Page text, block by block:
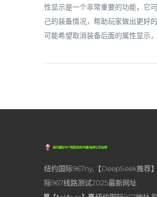
性显示是一个非常重要的功能，它
己的装备情况，帮助玩家做出更好
可能希望取消装备后面的属性显示
纽约国际967ny,【DeepSeek推荐
际967线路测试2025最新网址